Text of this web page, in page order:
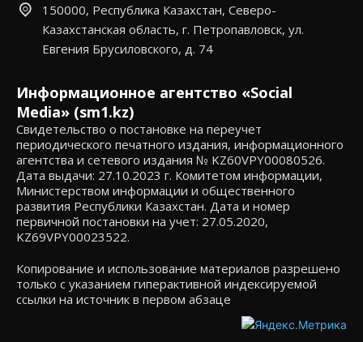
150000, Республика Казахстан, Северо-
Казахстанская область, г. Петропавловск, ул.
Евгения Брусиловского, д. 74
Информационное агентство «Social
Media» (sm1.kz)
Свидетельство о постановке на переучет
периодического печатного издания, информационного
агентства и сетевого издания № KZ60VPY00080526.
Дата выдачи: 27.10.2023 г. Комитетом информации,
Министерством информации и общественного
развития Республики Казахстан. Дата и номер
первичной постановки на учет: 27.05.2020,
KZ69VPY00023522.
Копирование и использование материалов разрешено
только с указанием гиперактивной индексируемой
ссылки на источник в первом абзаце